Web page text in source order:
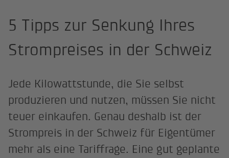
5 Tipps zur Senkung Ihres
Strompreises in der Schweiz
Jede Kilowattstunde, die Sie selbst
produzieren und nutzen, müssen Sie nicht
teuer einkaufen. Genau deshalb ist der
Strompreis in der Schweiz für Eigentümer
mehr als eine Tariffrage. Eine gut geplante